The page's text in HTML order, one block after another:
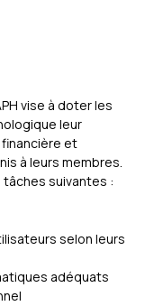
vise à doter les
leur
et
à leurs membres.
tâches suivantes :
selon leurs
adéquats